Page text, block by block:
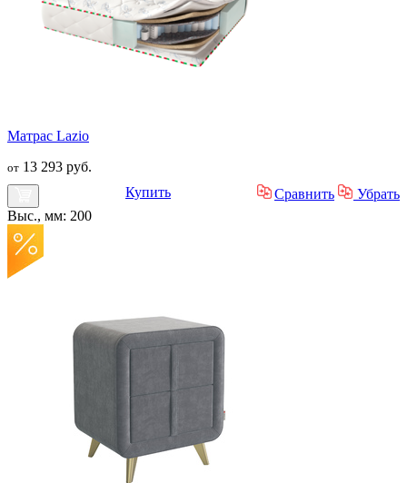
Матрас Lazio
от 13 293 руб.
Купить
Сравнить
Убрать
Выс., мм: 200